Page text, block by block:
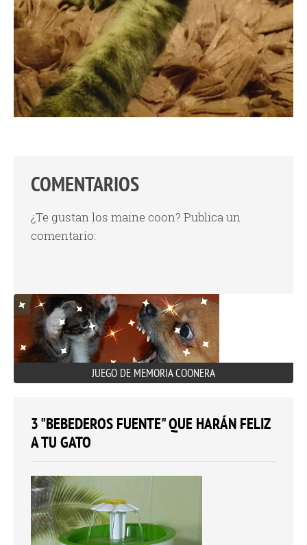
COMENTARIOS
¿Te gustan los maine coon? Publica un
comentario:
JUEGO DE MEMORIA COONERA
3 "BEBEDEROS FUENTE" QUE HARÁN FELIZ
A TU GATO